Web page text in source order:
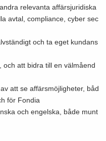
relevanta affärsjuridiska
avtal, compliance, cyber sec
och ta eget kundans
och att bidra till en välmåend
att se affärsmöjligheter, båd
för Fondia
och engelska, både munt